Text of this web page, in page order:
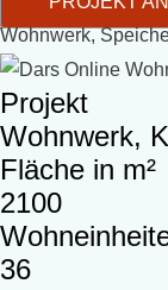
Wohnwerk,
Projekt
Wohnwerk,
Fläche in m²
2100
36